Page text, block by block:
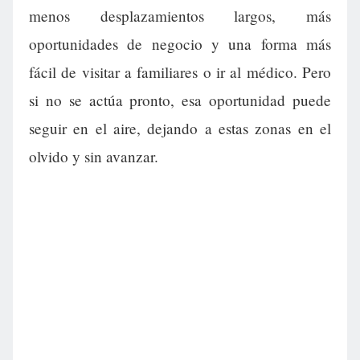
menos desplazamientos largos, más
oportunidades de negocio y una forma más
fácil de visitar a familiares o ir al médico. Pero
si no se actúa pronto, esa oportunidad puede
seguir en el aire, dejando a estas zonas en el
olvido y sin avanzar.